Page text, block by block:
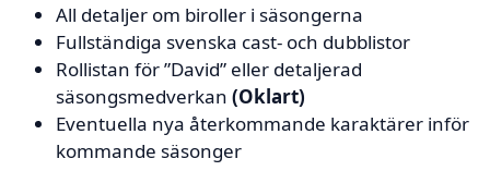
All detaljer om biroller i säsongerna
Fullständiga svenska cast- och dubblistor
Rollistan för ”David” eller detaljerad
säsongsmedverkan (Oklart)
Eventuella nya återkommande karaktärer inför
kommande säsonger